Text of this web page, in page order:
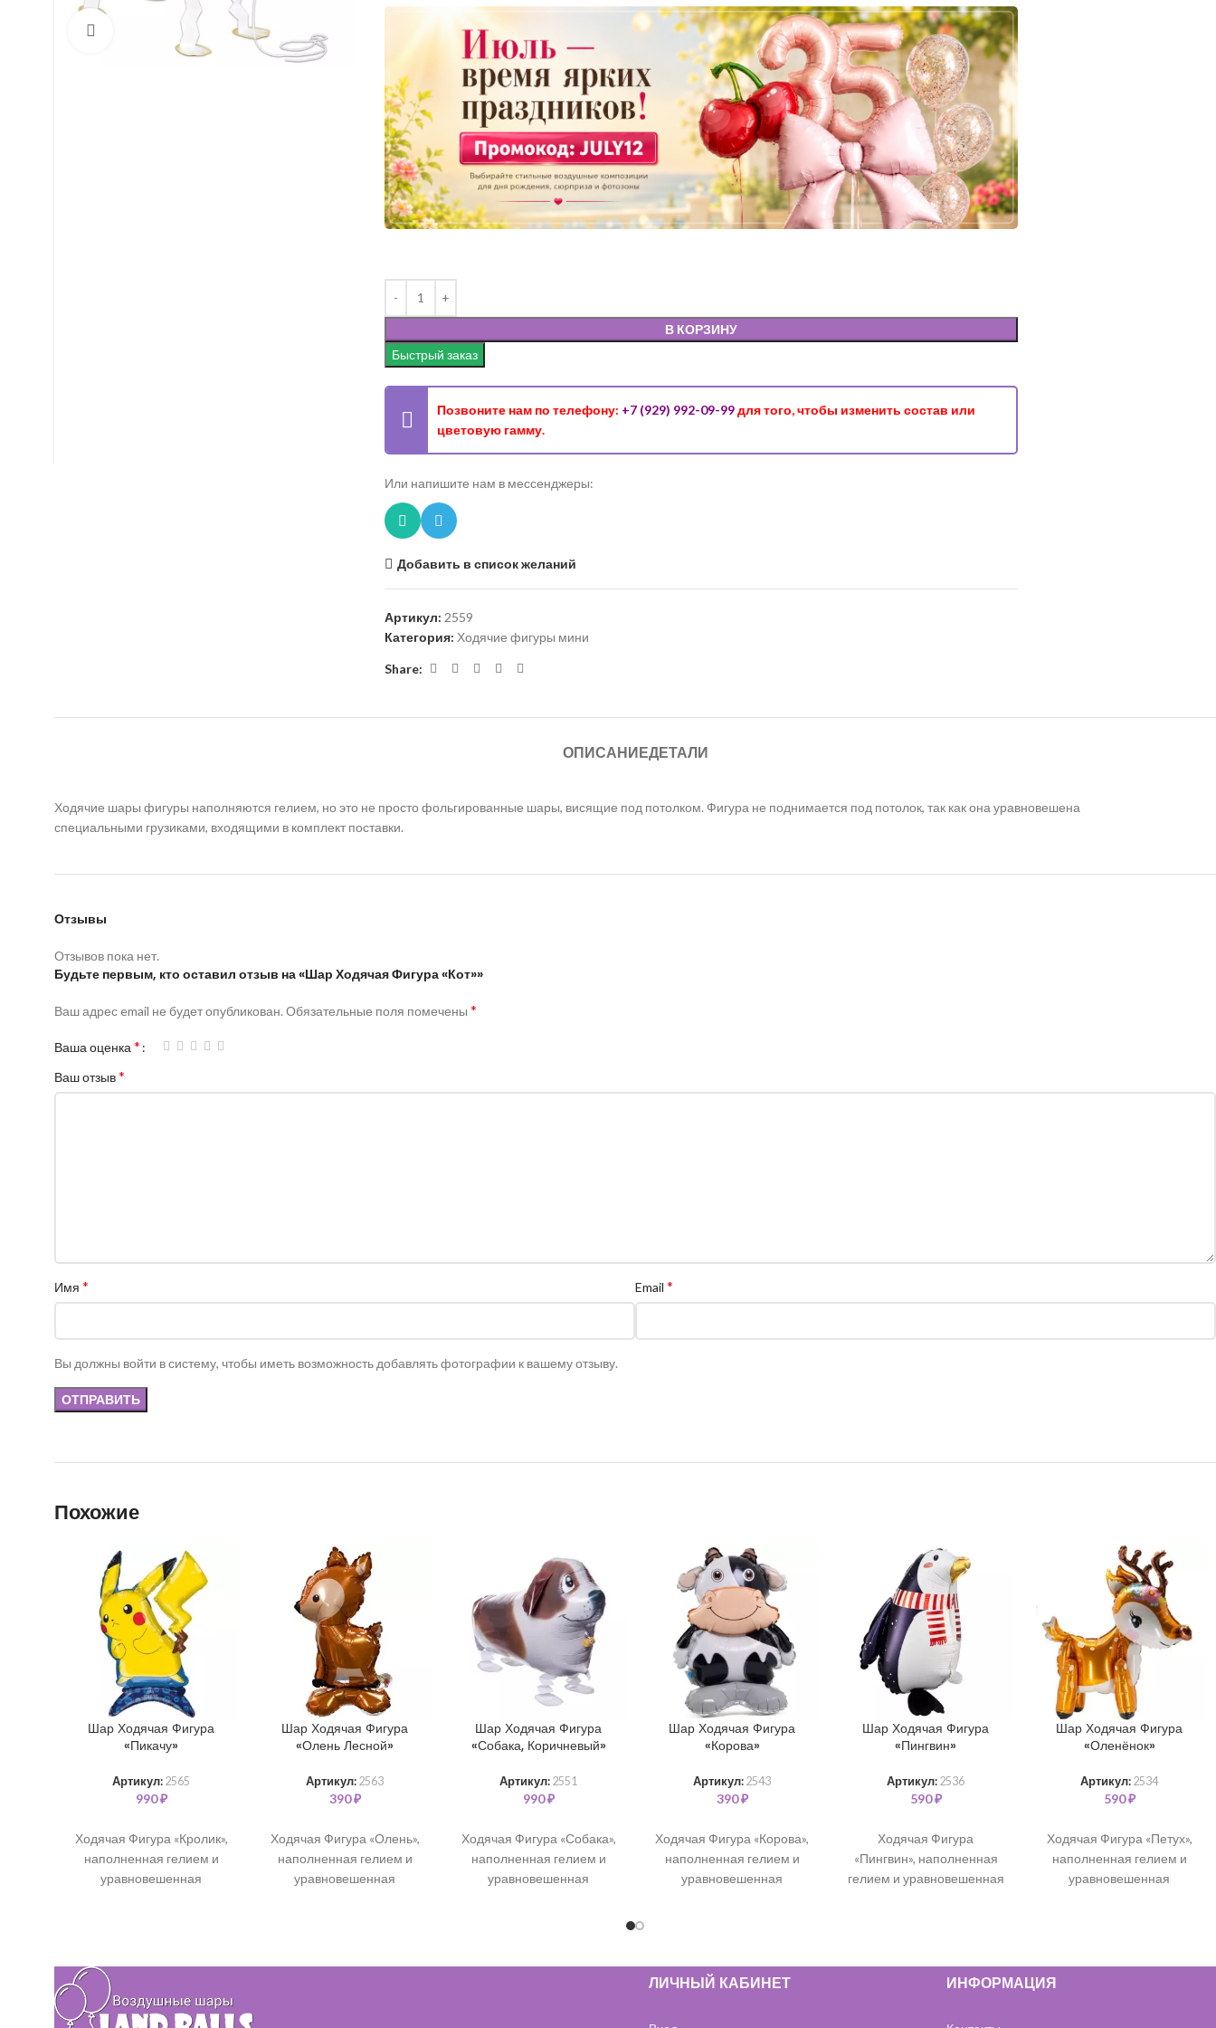
Нажмите, чтобы увеличить
В КОРЗИНУ
Быстрый заказ
Позвоните нам по телефону: +7 (929) 992-09-99для того, чтобы изменить состав или
цветовую гамму.
Или напишите нам в мессенджеры:
Добавить в список желаний
Артикул: 2559
Категория: Ходячие фигуры мини
Share:
ОПИСАНИЕДЕТАЛИ
Ходячие шары фигуры наполняются гелием, но это не просто фольгированные шары, висящие под потолком. Фигура не поднимается под потолок, так как она уравновешена
специальными грузиками, входящими в комплект поставки.
Отзывы
Отзывов пока нет.
Будьте первым, кто оставил отзыв на «Шар Ходячая Фигура «Кот»»
Ваш адрес email не будет опубликован. Обязательные поля помечены *
Ваша оценка *
Ваш отзыв*
Имя * Email *
Вы должны войти в систему, чтобы иметь возможность добавлять фотографии к вашему отзыву.
Похожие
Шар Ходячая Фигура
«Пикачу»
Артикул: 2565
990₽
Ходячая Фигура «Кролик»,
наполненная гелием и
уравновешенная
Шар Ходячая Фигура
«Олень Лесной»
Артикул: 2563
390₽
Ходячая Фигура «Олень»,
наполненная гелием и
уравновешенная
Шар Ходячая Фигура
«Собака, Коричневый»
Артикул: 2551
990₽
Ходячая Фигура «Собака»,
наполненная гелием и
уравновешенная
Шар Ходячая Фигура
«Корова»
Артикул: 2543
390₽
Ходячая Фигура «Корова»,
наполненная гелием и
уравновешенная
Шар Ходячая Фигура
«Пингвин»
Артикул: 2536
590₽
Ходячая Фигура
«Пингвин», наполненная
гелием и уравновешенная
Шар Ходячая Фигура
«Оленёнок»
Артикул: 2534
590₽
Ходячая Фигура «Петух»,
наполненная гелием и
уравновешенная
ЛИЧНЫЙ КАБИНЕТ ИНФОРМАЦИЯ